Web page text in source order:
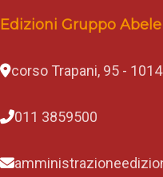
Edizioni Gruppo Abele
corso Trapani, 95 -
011 3859500